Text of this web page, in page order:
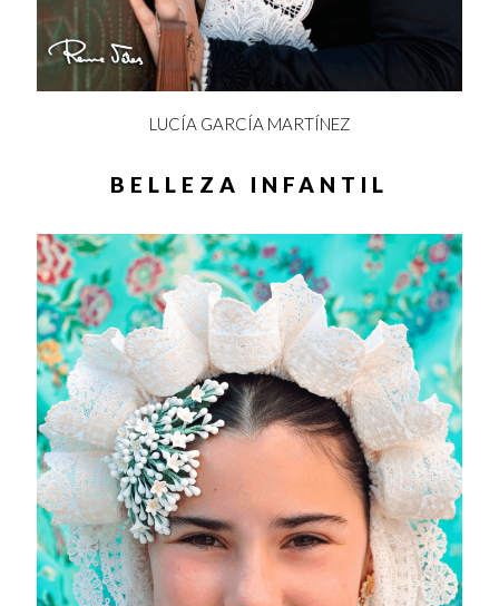
LUCÍA GARCÍA MARTÍNEZ
BELLEZA INFANTIL